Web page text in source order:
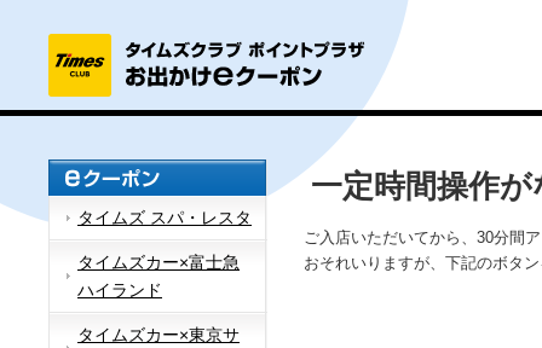
タイムズ スパ・レスタ
タイムズカー×富士急
ハイランド
タイムズカー×東京サ
一定時間操作
ご入店いただいてから、30分間
おそれいりますが、下記のボタ